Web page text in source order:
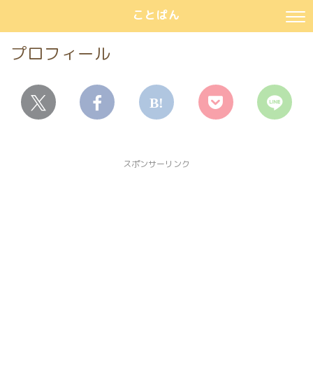
ことぱん
プロフィール
スポンサーリンク